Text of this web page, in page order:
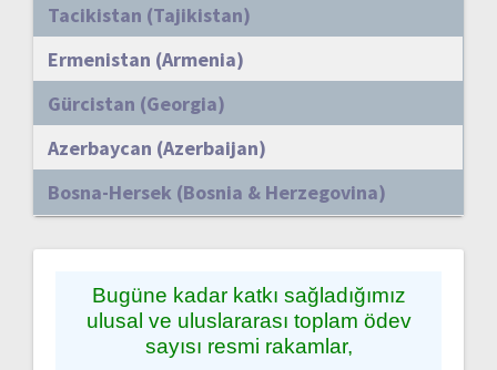
Tacikistan (Tajikistan)
Ermenistan (Armenia)
Gürcistan (Georgia)
Azerbaycan (Azerbaijan)
Bosna-Hersek (Bosnia & Herzegovina)
Bugüne kadar katkı sağladığımız
ulusal ve uluslararası toplam ödev
sayısı resmi rakamlar,